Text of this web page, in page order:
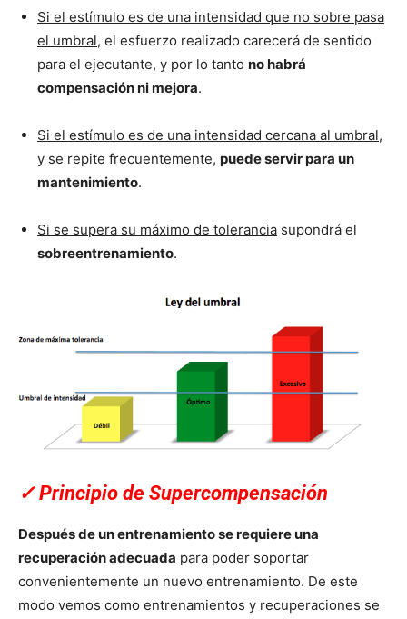
Si el estímulo es de una intensidad que no sobre pasa
el umbral, el esfuerzo realizado carecerá de sentido
para el ejecutante, y por lo tanto no habrá
compensación ni mejora.
Si el estímulo es de una intensidad cercana al umbral,
y se repite frecuentemente, puede servir para un
mantenimiento.
Si se supera su máximo de tolerancia supondrá el
sobreentrenamiento.
✓ Principio de Supercompensación
Después de un entrenamiento se requiere una
recuperación adecuada para poder soportar
convenientemente un nuevo entrenamiento. De este
modo vemos como entrenamientos y recuperaciones se